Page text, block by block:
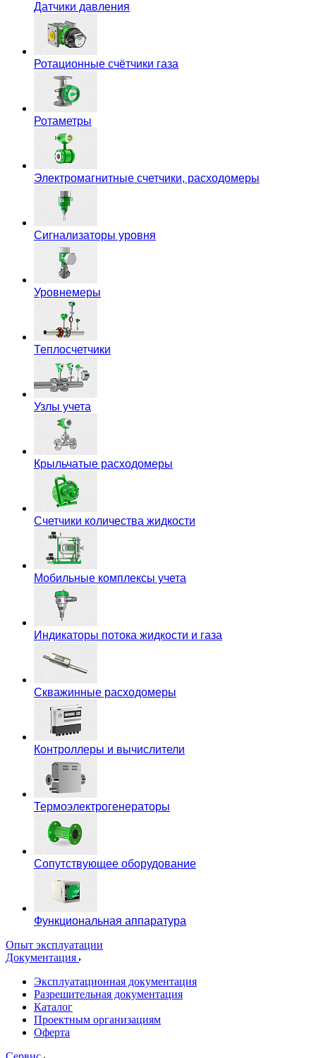
Датчики давления
Ротационные счётчики газа
Ротаметры
Электромагнитные счетчики, расходомеры
Сигнализаторы уровня
Уровнемеры
Теплосчетчики
Узлы учета
Крыльчатые расходомеры
Счетчики количества жидкости
Мобильные комплексы учета
Индикаторы потока жидкости и газа
Скважинные расходомеры
Контроллеры и вычислители
Термоэлектрогенераторы
Сопутствующее оборудование
Функциональная аппаратура
Опыт эксплуатации
Документация
Эксплуатационная документация
Разрешительная документация
Каталог
Проектным организациям
Оферта